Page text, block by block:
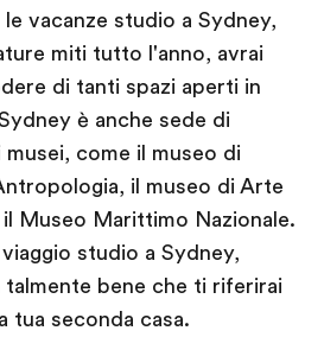
vacanze studio a Sydney,
miti tutto l'anno, avrai
di tanti spazi aperti in
è anche sede di
come il museo di
il museo di Arte
Museo Marittimo Nazionale.
studio a Sydney,
bene che ti riferirai
tua seconda casa.